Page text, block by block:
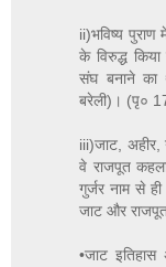
ii)भविष्य पुराण
के विरुद्ध किया
संघ बनाने का
बरेली)। (पृ०
iii)जाट, अहीर,
वे राजपूत
गुर्जर नाम से
जाट और
•जाट